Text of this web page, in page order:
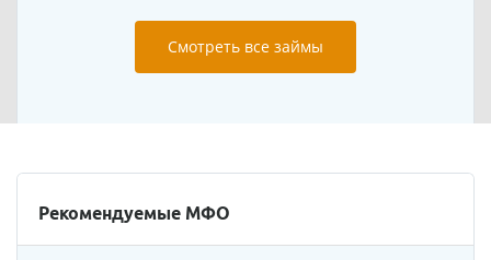
Смотреть все займы
Рекомендуемые МФО